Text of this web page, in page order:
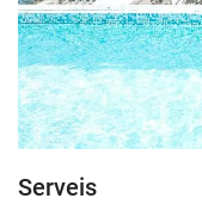
Serveis